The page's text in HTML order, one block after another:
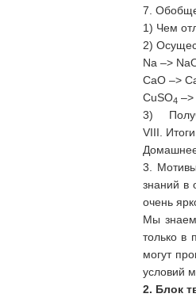
7.
1) Чем
2)
Na –>
СаО –>
CuSO4
3)
VIII. Итоги
Домашнее
3.
знаний в
очень
Мы
только в
могут
условий
2. Блок